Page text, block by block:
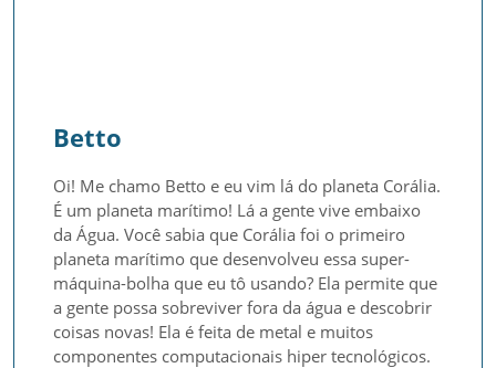
Betto
Oi! Me chamo Betto e eu vim lá do planeta Corália.
É um planeta marítimo! Lá a gente vive embaixo
da Água. Você sabia que Corália foi o primeiro
planeta marítimo que desenvolveu essa super-
máquina-bolha que eu tô usando? Ela permite que
a gente possa sobreviver fora da água e descobrir
coisas novas! Ela é feita de metal e muitos
componentes computacionais hiper tecnológicos.